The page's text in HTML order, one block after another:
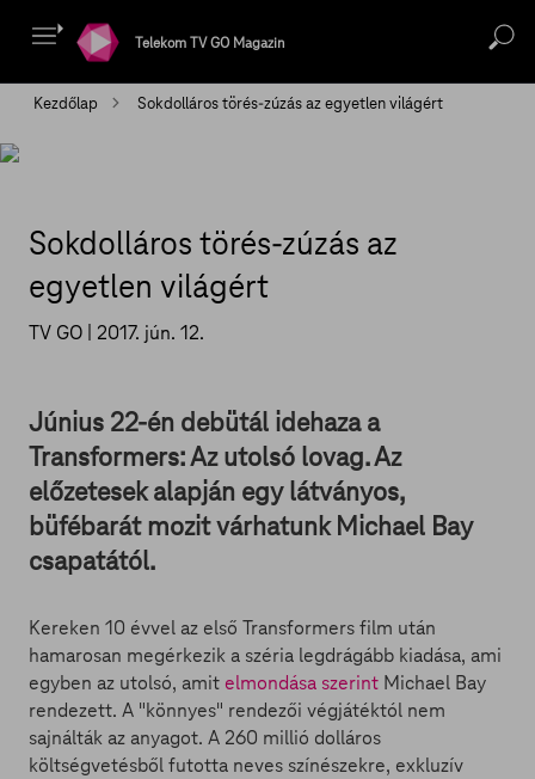
Telekom TV GO Magazin
Kezdőlap Sokdolláros törés-zúzás az egyetlen világért
Sokdolláros törés-zúzás az
egyetlen világért
TV GO | 2017. jún. 12.
Június 22-én debütál idehaza a
Transformers: Az utolsó lovag. Az
előzetesek alapján egy látványos,
büfébarát mozit várhatunk Michael Bay
csapatától.
Kereken 10 évvel az első Transformers film után
hamarosan megérkezik a széria legdrágább kiadása, ami
egyben az utolsó, amit elmondása szerint Michael Bay
rendezett. A "könnyes" rendezői végjátéktól nem
sajnálták az anyagot. A 260 millió dolláros
költségvetésből futotta neves színészekre, exkluzív